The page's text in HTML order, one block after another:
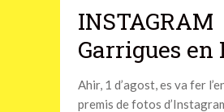
INSTAGRAM
Garrigues en
Ahir, 1 d’agost, es va fer
premis de fotos